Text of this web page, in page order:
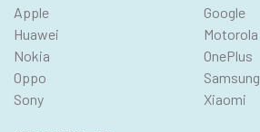
Apple
Google
Huawei
Motorola
Nokia
OnePlus
Oppo
Samsung
Sony
Xiaomi